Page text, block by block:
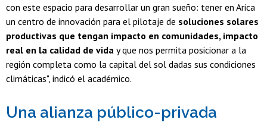
con este espacio para desarrollar un gran sueño: tener en Arica
un centro de innovación para el pilotaje de soluciones solares
productivas que tengan impacto en comunidades, impacto
real en la calidad de vida y que nos permita posicionar a la
región completa como la capital del sol dadas sus condiciones
climáticas", indicó el académico.
Una alianza público-privada